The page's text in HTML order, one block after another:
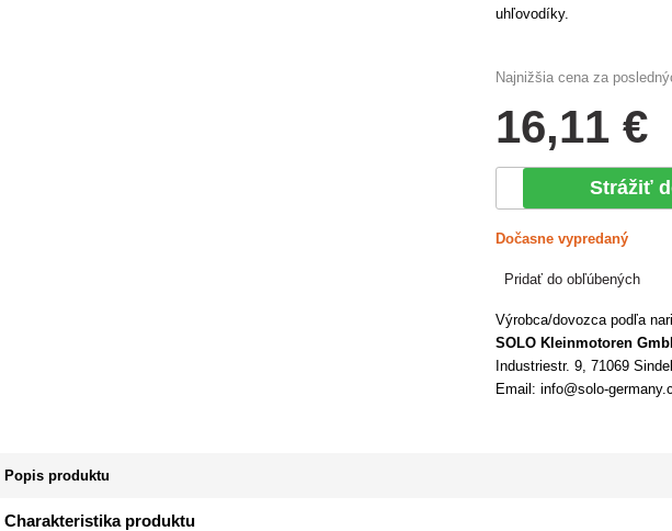
uhľovodíky.
Najnižšia cena za
16,11 €
Strážiť
Dočasne vypredaný
Pridať do obľúbených
Výrobca/dovozca podľa
SOLO Kleinmotoren
Industriestr. 9, 71069
Email: info@solo-
Popis produktu
Charakteristika produktu